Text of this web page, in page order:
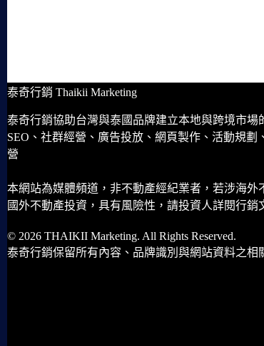
泰奇行銷 Thaikii Marketing
泰奇行銷協助台灣與泰國品牌建立本地與跨境市場
SEO、社群經營、廣告投放、網頁製作、活動規
營
本網站為媒體頻道，非不動產經紀業者，若涉海外
國外不動產投資，具有風險性，請投資人詳閱行銷
© 2026 THAIKII Marketing. All Rights Reserved.
泰奇行銷保留所有內容、品牌識別與網站資料之相